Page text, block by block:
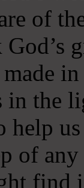
of
God’s
made
in the
help
of
find